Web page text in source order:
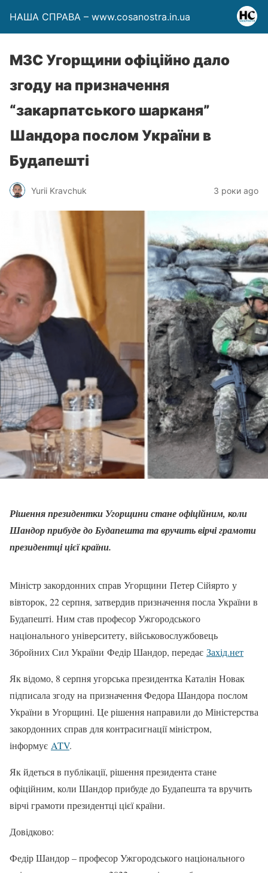
НАША СПРАВА – www.cosanostra.in.ua
МЗС Угорщини офіційно дало
згоду на призначення
“закарпатського шарканя”
Шандора послом України в
Будапешті
Yurii Kravchuk 3 роки ago
Рішення президентки Угорщини стане офіційним, коли
Шандор прибуде до Будапешта та вручить вірчі грамоти
президентці цієї країни.
Міністр закордонних справ Угорщини Петер Сійярто у
вівторок, 22 серпня, затвердив призначення посла України в
Будапешті. Ним став професор Ужгородського
національного університету, військовослужбовець
Збройних Сил України Федір Шандор, передає Захід.нет
Як відомо, 8 серпня угорська президентка Каталін Новак
підписала згоду на призначення Федора Шандора послом
України в Угорщині. Це рішення направили до Міністерства
закордонних справ для контрасигнації міністром,
інформує ATV.
Як йдеться в публікації, рішення президента стане
офіційним, коли Шандор прибуде до Будапешта та вручить
вірчі грамоти президентці цієї країни.
Довідково:
Федір Шандор – професор Ужгородського національного